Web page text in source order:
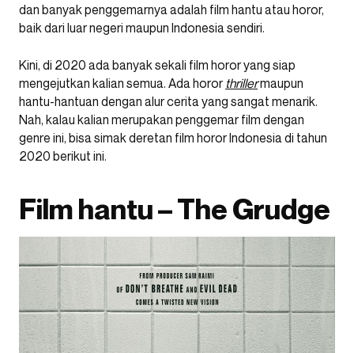
dan banyak penggemarnya adalah film hantu atau horor,
baik dari luar negeri maupun Indonesia sendiri.
Kini, di 2020 ada banyak sekali film horor yang siap
mengejutkan kalian semua. Ada horor thrillermaupun
hantu-hantuan dengan alur cerita yang sangat menarik.
Nah, kalau kalian merupakan penggemar film dengan
genre ini, bisa simak deretan film horor Indonesia di tahun
2020 berikut ini.
Film hantu – The Grudge